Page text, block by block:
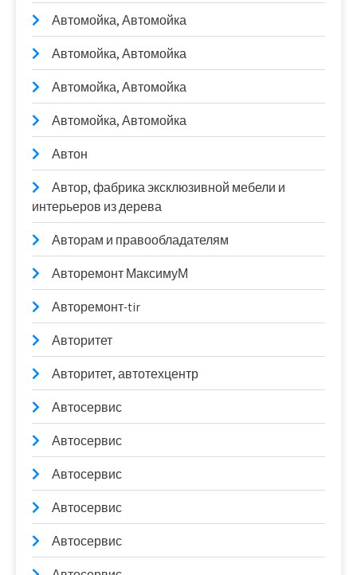
Автомойка, Автомойка
Автомойка, Автомойка
Автомойка, Автомойка
Автомойка, Автомойка
Автон
Автор, фабрика эксклюзивной мебели и
интерьеров из дерева
Авторам и правообладателям
Авторемонт МаксимуМ
Авторемонт-tir
Авторитет
Авторитет, автотехцентр
Автосервис
Автосервис
Автосервис
Автосервис
Автосервис